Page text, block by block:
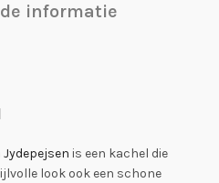
informatie
Jydepejsen is een kachel die
look ook een schone